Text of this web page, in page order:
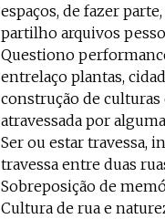
espaços, de fazer
partilho arquivos
Questiono
entrelaço plantas,
construção de culturas
atravessada por
Ser ou estar travessa,
travessa entre duas
Sobreposição de
Cultura de rua e